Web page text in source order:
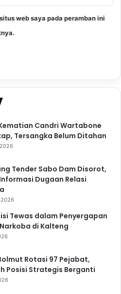
web saya pada peramban ini
Candri Wartabone
Tersangka Belum Ditahan
Tender Sabo Dam Disorot,
Dugaan Relasi
Tewas dalam Penyergapan
di Kalteng
Rotasi 97 Pejabat,
Posisi Strategis Berganti